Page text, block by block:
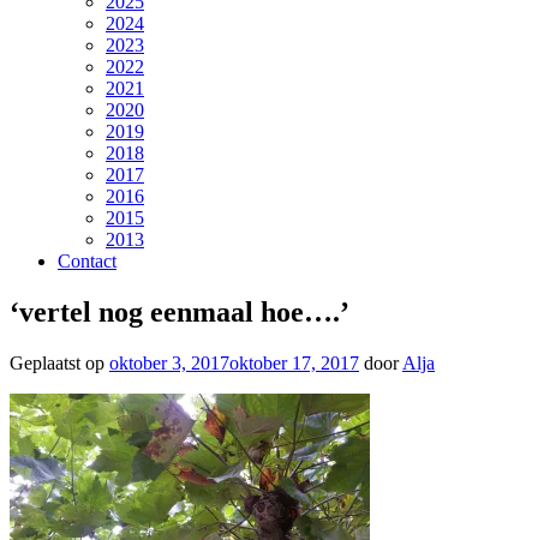
2024
2023
2022
2021
2020
2019
2018
2017
2016
2015
2013
Contact
‘vertel nog eenmaal hoe….’
Geplaatst op oktober 3, 2017oktober 17, 2017 doorAlja